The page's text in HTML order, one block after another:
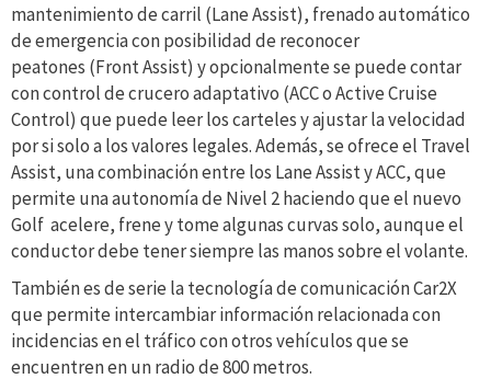
mantenimiento de carril (Lane Assist), frenado automático
de emergencia con posibilidad de reconocer
peatones (Front Assist) y opcionalmente se puede contar
con control de crucero adaptativo (ACC o Active Cruise
Control) que puede leer los carteles y ajustar la velocidad
por si solo a los valores legales. Además, se ofrece el Travel
Assist, una combinación entre los Lane Assist y ACC, que
permite una autonomía de Nivel 2 haciendo que el nuevo
Golf acelere, frene y tome algunas curvas solo, aunque el
conductor debe tener siempre las manos sobre el volante.
También es de serie la tecnología de comunicación Car2X
que permite intercambiar información relacionada con
incidencias en el tráfico con otros vehículos que se
encuentren en un radio de 800 metros.